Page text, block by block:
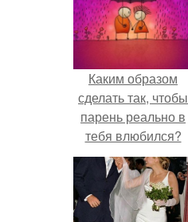
Каким образом
сделать так, чтобы
парень реально в
тебя влюбился?